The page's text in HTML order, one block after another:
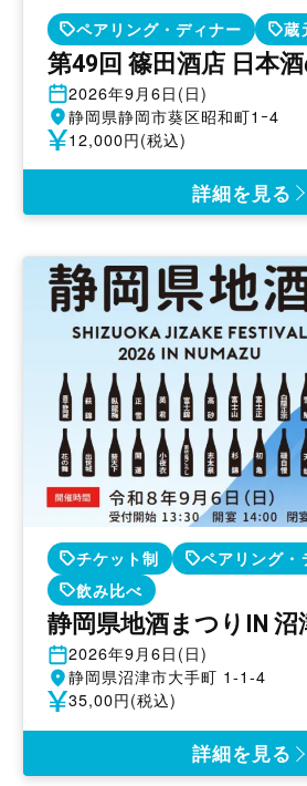
ペアリング・ディナー 蔵
第49回 篠田酒店 日本
開
催
日
2026年9月6日(日)
開
催
静岡県静岡市葵区昭和町1ｰ4
参 12,000円(税込)
詳細を見る
チケット制
ペアリング・
飲み比べ
静岡県地酒まつりIN 沼
開
催
日
2026年9月6日(日)
開
催
静岡県沼津市大手町 1-1-4
参 35,00円(税込)
詳細を見る